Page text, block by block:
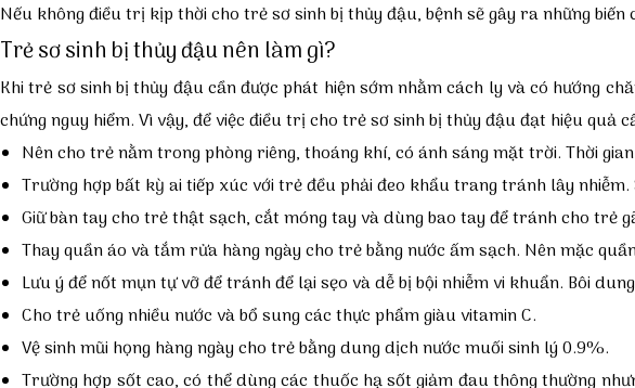
Nếu không điều trị kịp thời cho trẻ sơ sinh bị thủy đậu, bệnh sẽ gây ra những biến
Trẻ sơ sinh bị thủy đậu nên làm gì?
Khitrẻ sơ sinh bị thủy đậu cần được phát hiện sớm nhằm cách ly và có hướng
chứng nguy hiểm. Vì vậy, để việc điều trị cho trẻ sơ sinh bị thủy đậu đạt hiệu quả
Nên cho trẻ nằm trong phòng riêng, thoáng khí, có ánh sáng mặt trời. Thời
Trường hợp bất kỳ ai tiếp xúc với trẻ đều phải đeo khẩu trang tránh lây
Giữ bàn tay cho trẻ thật sạch, cắt móng tay và dùng bao tay để tránh cho trẻ
Thay quần áo và tắm rửa hàng ngày cho trẻ bằng nước ấm sạch. Nên mặc
Lưu ý để nốt mụn tự vỡ để tránh để lại sẹo và dễ bị bội nhiễm vi khuẩn. Bôi
Cho trẻ uống nhiều nước và bổ sung các thực phẩm giàu vitamin C.
Vệ sinh mũi họng hàng ngày cho trẻ bằng dung dịch nước muối sinh lý 0.9%.
Trường hợp sốt cao, có thể dùng các thuốc hạ sốt giảm đau thông thường